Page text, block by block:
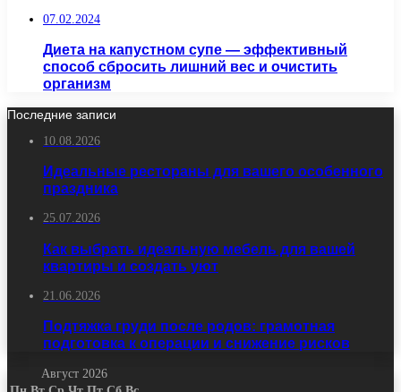
07.02.2024
Диета на капустном супе — эффективный
способ сбросить лишний вес и очистить
организм
Последние записи
10.08.2026
Идеальные рестораны для вашего особенного
праздника
25.07.2026
Как выбрать идеальную мебель для вашей
квартиры и создать уют
21.06.2026
Подтяжка груди после родов: грамотная
подготовка к операции и снижение рисков
Август 2026